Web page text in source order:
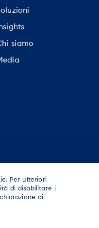
Per ulteriori
di disabilitare i
di
siamo
Impressum |
sicurezza dei dati